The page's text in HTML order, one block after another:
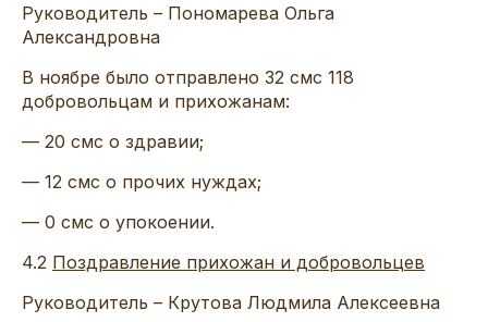
Руководитель – Пономарева Ольга
Александровна
В ноябре было отправлено 32 смс 118
добровольцам и прихожанам:
— 20 смс о здравии;
— 12 смс о прочих нуждах;
— 0 смс о упокоении.
4.2 Поздравление прихожан и добровольцев
Руководитель – Крутова Людмила Алексеевна